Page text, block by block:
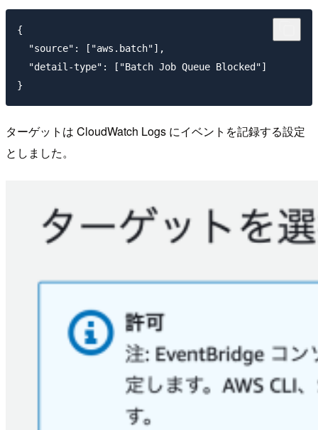
{
  "source": ["aws.batch"],
  "detail-type": ["Batch Job Queue Blocked"]
ターゲットは CloudWatch Logs にイベントを記録する設定
としました。